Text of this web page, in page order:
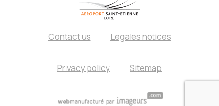
Contact us Legales notices
Privacy policy Sitemap